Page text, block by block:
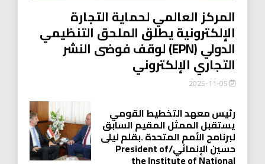
المركز العالمي لحماية التجارة
الإلكترونية يطلق الملحق التنظيمي
الدولي (EPN) لوقف فوضى النشر
التجاري الإلكتروني
رئيس معهد التخطيط القومي
يستقبل الممثل المقيم السابق
لبرنامج الأمم المتحدة .بقلم ليلى
حسين الإنمائي/President of
the Institute of National